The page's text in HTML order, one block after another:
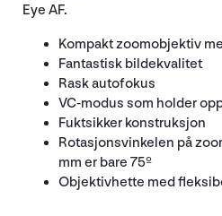
Eye AF.
Kompakt zoomobjektiv
Fantastisk bildekvalitet
Rask autofokus
VC-modus som holder
Fuktsikker konstruksjon
Rotasjonsvinkelen på
mm er bare 75º
Objektivhette med